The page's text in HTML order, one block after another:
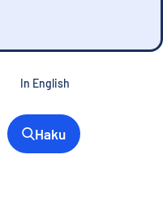
In English
Haku